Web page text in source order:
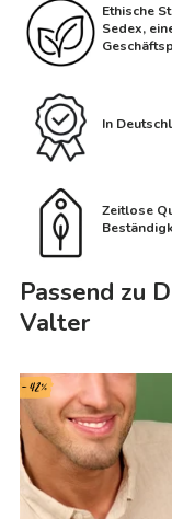
Ethische
Sedex,
In
Zeitlose
Passend zu
Valter
- 42%